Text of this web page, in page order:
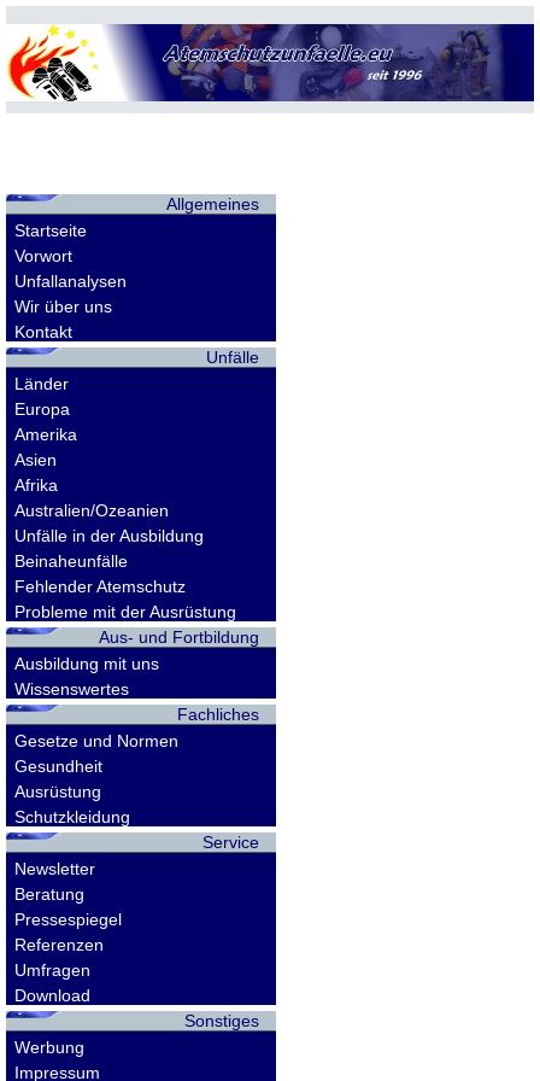
Allgemeines
Startseite
Vorwort
Unfallanalysen
Wir über uns
Kontakt
Unfälle
Länder
Europa
Amerika
Asien
Afrika
Australien/Ozeanien
Unfälle in der Ausbildung
Beinaheunfälle
Fehlender Atemschutz
Probleme mit der Ausrüstung
Aus- und Fortbildung
Ausbildung mit uns
Wissenswertes
Fachliches
Gesetze und Normen
Gesundheit
Ausrüstung
Schutzkleidung
Service
Newsletter
Beratung
Pressespiegel
Referenzen
Umfragen
Download
Sonstiges
Werbung
Impressum